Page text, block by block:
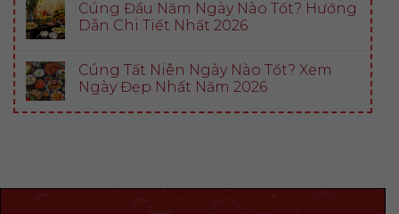
Cúng Đầu Năm Ngày Nào Tốt? Hướng
Dẫn Chi Tiết Nhất 2026
Cúng Tất Niên Ngày Nào Tốt? Xem
Ngày Đẹp Nhất Năm 2026